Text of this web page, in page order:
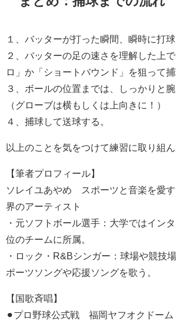
１、バッターが打った瞬間、瞬時に打球
２、バッターの足の速さを理解した上
ロ」か「ショートバウンド」を狙って捕
３、ボールの位置までは、しっかりと腕
（グローブは横もしくは上向きに！）
４、捕球して送球する。
以上のことを気をつけて練習に取り組ん
【筆者プロフィール】
ソレイユあやめ スポーツと音楽を愛
界のアーティスト
・元ソフトボール選手：大学ではイン
位のチームに所属。
・ロック・R&Bシンガー：球場や競技
ポーツソングや応援ソングを歌う。
【国歌斉唱】
⚫︎プロ野球公式戦 福岡ヤフオクドーム